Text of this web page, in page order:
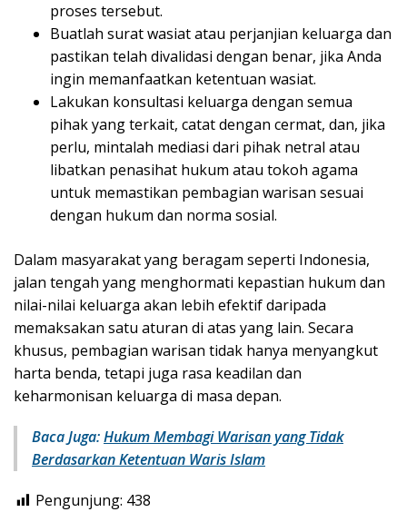
proses tersebut.
Buatlah surat wasiat atau perjanjian keluarga dan
pastikan telah divalidasi dengan benar, jika Anda
ingin memanfaatkan ketentuan wasiat.
Lakukan konsultasi keluarga dengan semua
pihak yang terkait, catat dengan cermat, dan, jika
perlu, mintalah mediasi dari pihak netral atau
libatkan penasihat hukum atau tokoh agama
untuk memastikan pembagian warisan sesuai
dengan hukum dan norma sosial.
Dalam masyarakat yang beragam seperti Indonesia,
jalan tengah yang menghormati kepastian hukum dan
nilai-nilai keluarga akan lebih efektif daripada
memaksakan satu aturan di atas yang lain. Secara
khusus, pembagian warisan tidak hanya menyangkut
harta benda, tetapi juga rasa keadilan dan
keharmonisan keluarga di masa depan.
Baca Juga:Hukum Membagi Warisan yang Tidak
Berdasarkan Ketentuan Waris Islam
Pengunjung: 438